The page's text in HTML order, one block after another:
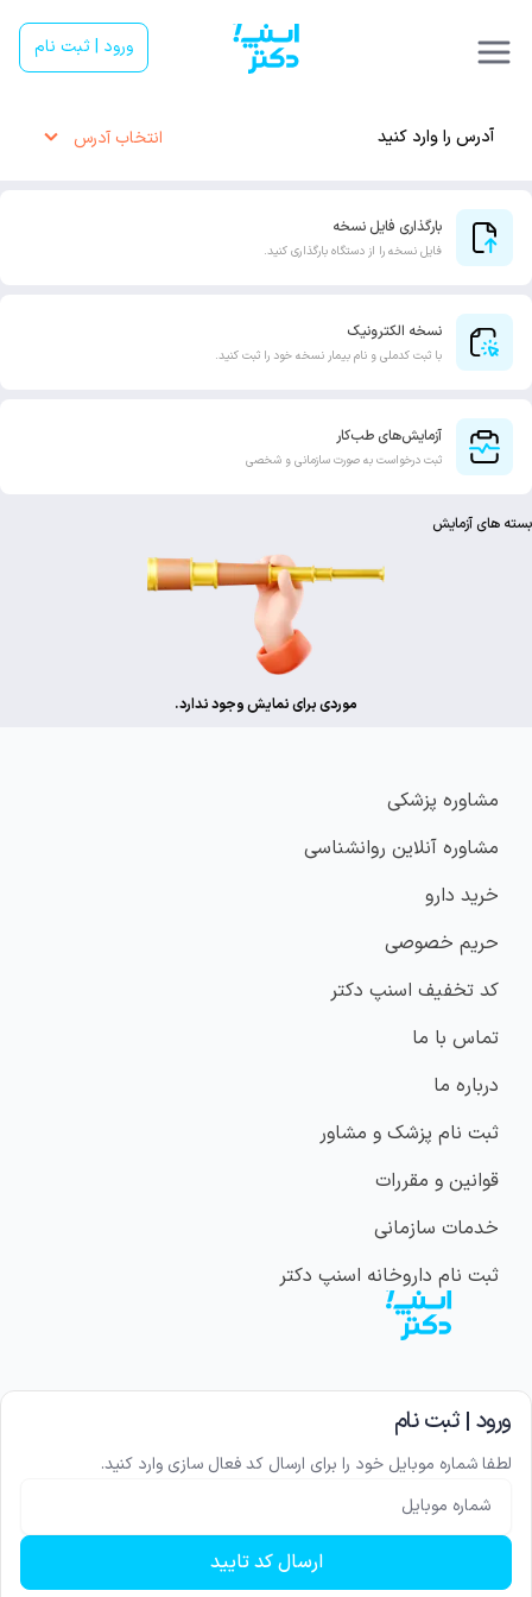
ورود | ثبت نام
آدرس را وارد کنید انتخاب آدرس
بارگذاری فایل نسخه
فایل نسخه را از دستگاه بارگذاری کنید.
نسخه الکترونیک
با ثبت کدملی و نام بیمار نسخه خود را ثبت کنید.
آزمایش‌های طب‌کار
ثبت درخواست به صورت سازمانی و شخصی
بسته های آزمایش
موردی برای نمایش وجود ندارد.
مشاوره پزشکی
مشاوره آنلاین روانشناسی
خرید دارو
حریم خصوصی
کد تخفیف اسنپ دکتر
تماس با ما
درباره ما
ثبت نام پزشک و مشاور
قوانین و مقررات
خدمات سازمانی
ثبت نام داروخانه اسنپ دکتر
ورود | ثبت نام
لطفا شماره موبایل خود را برای ارسال کد فعال سازی وارد کنید.
شماره موبایل
ارسال کد تایید